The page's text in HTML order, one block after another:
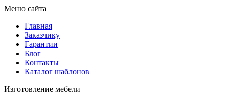
Меню сайта
Главная
Заказчику
Гарантии
Блог
Контакты
Каталог шаблонов
Изготовление мебели